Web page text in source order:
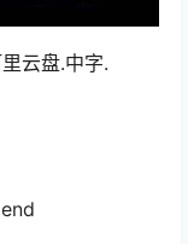
云盘.中字.